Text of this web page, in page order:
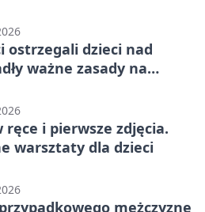
ostrzegali dzieci nad
ważne zasady na
ręce i pierwsze zdjęcia.
warsztaty dla dzieci
mężczyznę